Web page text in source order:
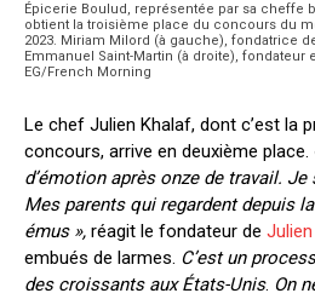
Épicerie Boulud, représentée par sa cheffe
obtient la troisième place du concours du
2023. Miriam Milord (à gauche), fondatrice
Emmanuel Saint-Martin (à droite), fondateur
EG/French Morning
Le chef Julien Khalaf, dont c’est la
concours, arrive en deuxième place.
d’émotion après onze de travail.
Mes parents qui regardent depuis
émus », réagit le fondateur de
embués de larmes. C’est un
des croissants aux États-Unis. On